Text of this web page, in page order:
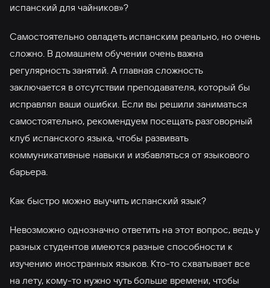
испанский для чайников»?
Самостоятельно овладеть испанским реально, но очень
сложно. В домашнем обучении очень важна
регулярность занятий. А главная сложность
заключается в отсутствии преподавателя, который бы
исправлял ваши ошибки. Если вы решили заниматься
самостоятельно, рекомендуем посещать разговорный
клуб испанского языка, чтобы развивать
коммуникативные навыки и избавляться от языкового
барьера.
Как быстро можно выучить испанский язык?
Невозможно однозначно ответить на этот вопрос, ведь у
разных студентов имеются разные способности к
изучению иностранных языков. Кто-то схватывает все
на лету, кому-то нужно чуть больше времени, чтобы